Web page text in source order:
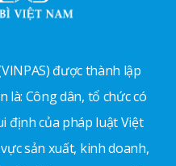
được thành lập
là: Công dân, tổ chức có
định của pháp luật Việt
sản xuất, kinh doanh,